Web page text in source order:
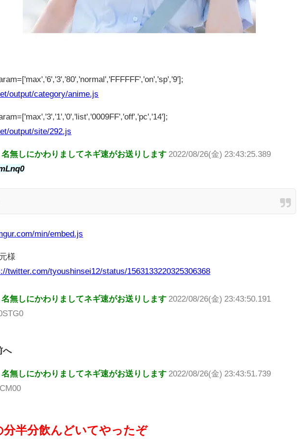
output/category/anime.js
output/site/292.js
名無しにかわりましてネギ速がお送りします 2022/08/26(金) 23:43:25.389
min/embed.js
様
twitter.com/tyoushinsei12/status/1563133220325306368
名無しにかわりましてネギ速がお送りします 2022/08/26(金) 23:43:50.191
へ
名無しにかわりましてネギ速がお送りします 2022/08/26(金) 23:43:51.739
分半分飲んどいてやったぞ